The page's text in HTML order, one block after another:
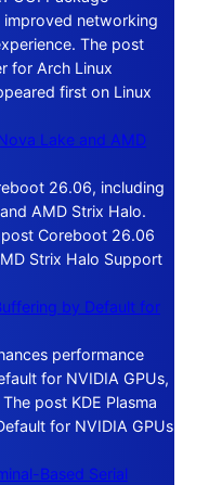
improved networking
The post
for Arch Linux
first on Linux
Lake and AMD
26.06, including
AMD Strix Halo.
Coreboot 26.06
Strix Halo Support
by Default for
performance
for NVIDIA GPUs,
post KDE Plasma
for NVIDIA GPUs
Based Serial